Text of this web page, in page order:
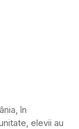
în
elevii au